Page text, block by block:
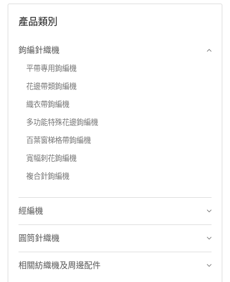
產品類別
鉤編針織機
平帶專用鉤編機
花邊帶類鉤編機
織衣帶鉤編機
多功能特殊花邊鉤編機
百葉窗梯格帶鉤編機
寬幅刺花鉤編機
複合針鉤編機
經編機
圓筒針織機
相關紡織機及周邊配件